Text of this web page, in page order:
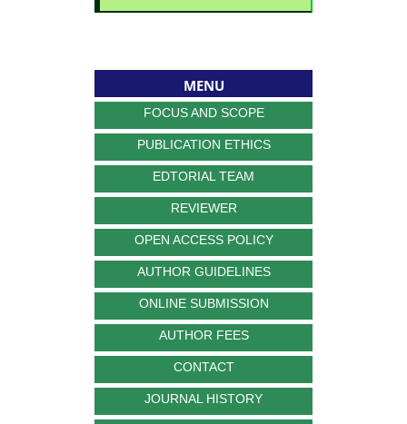
MENU
FOCUS AND SCOPE
PUBLICATION ETHICS
EDTORIAL TEAM
REVIEWER
OPEN ACCESS POLICY
AUTHOR GUIDELINES
ONLINE SUBMISSION
AUTHOR FEES
CONTACT
JOURNAL HISTORY